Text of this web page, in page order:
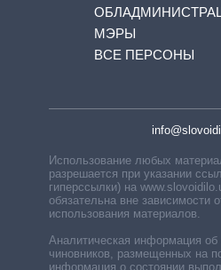
МЭРЫ
ВСЕ ПЕРСОНЫ
Использование любых
разрешается при указании
гиперссылки) на
обязательна вне зависимости
использования материалов.
Аналитическая информация
чиновников, размещенных на
информация о состоянии